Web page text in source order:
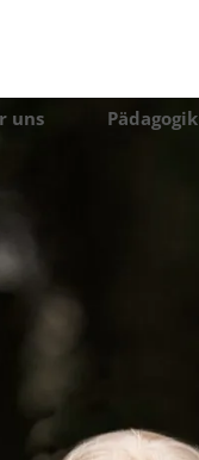
uns Pädagogik